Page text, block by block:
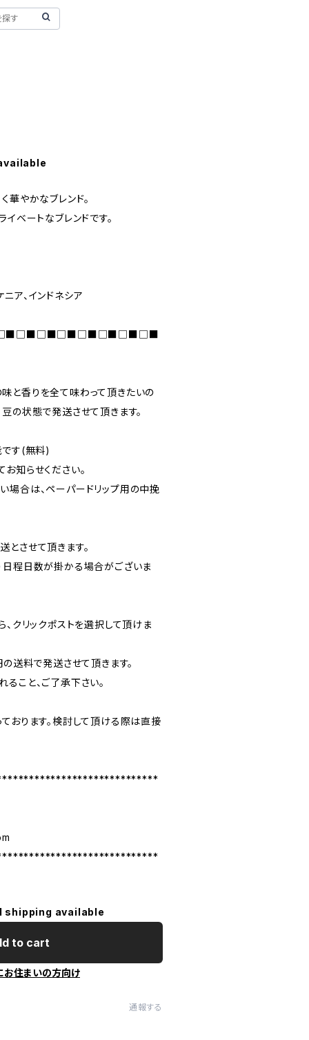
華やかなブレンド。
イベートなブレンドです。
ア、インドネシア
と香りを全て味わって頂きたいの
の状態で発送させて頂きます。
です(無料)
知らせください。
場合は、ペーパードリップ用の中挽
させて頂きます。
日程日数が掛かる場合がございま
クリックポストを選択して頂けま
送料で発送させて頂きます。
こと、ご了承下さい。
おります。検討して頂ける際は直接
shipping available
to cart
お住まいの方向け
通報する